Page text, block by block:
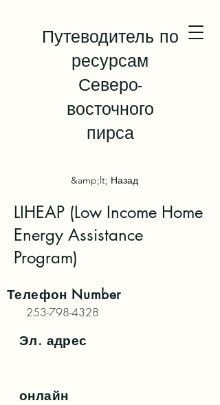
Путеводитель по
ресурсам
Северо-
восточного
пирса
&amp;lt; Назад
LIHEAP (Low Income Home
Energy Assistance
Program)
Телефон Number
253-798-4328
Эл. адрес
онлайн